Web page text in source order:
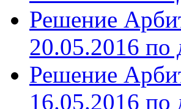
Решение
20.05.2016
Решение
16.05.2016